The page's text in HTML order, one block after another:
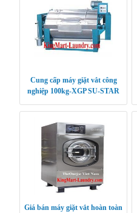
Cung cấp máy giặt vắt công
nghiệp 100kg-XGP SU-STAR
Giá bán máy giặt vắt hoàn toàn